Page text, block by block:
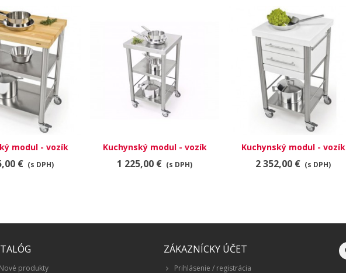
modul - vozík
692700
€ (s DPH)
Kuchynský modul - vozík
687500
1 225,00 € (s DPH)
Kuchynský modul - vozík
690502
2 352,00 € (s DPH)
Nové produkty
ZÁKAZNÍCKY ÚČET
Prihlásenie / registrácia